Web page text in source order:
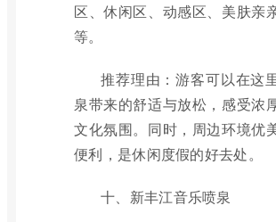
区、休闲区、动感区、美肤亲
等。
推荐理由：游客可以在这
泉带来的舒适与放松，感受浓
文化氛围。同时，周边环境优
便利，是休闲度假的好去处。
十、新丰江音乐喷泉